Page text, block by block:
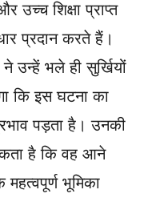
उच्च शिक्षा प्राप्त
प्रदान करते हैं।
उन्हें भले ही सुर्खियों
कि इस घटना का
पड़ता है। उनकी
है कि वह आने
भूमिका